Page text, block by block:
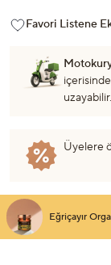
Favori Listene
uzayabilir.
Üyelere
Eğriçayır